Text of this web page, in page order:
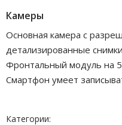
Камеры
Основная камера с
детализированные
Фронтальный модуль на
Смартфон умеет
Категории: